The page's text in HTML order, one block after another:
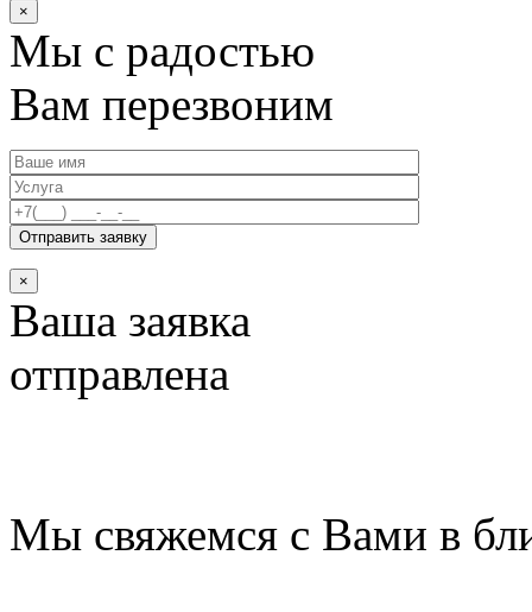
×
Мы с радостью
Вам перезвоним
×
Ваша заявка
отправлена
Мы свяжемся с Вами в